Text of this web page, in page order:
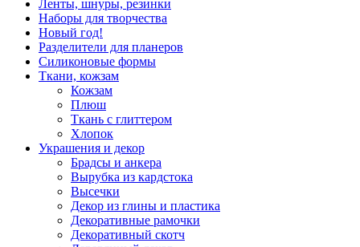
Ленты, шнуры, резинки
Наборы для творчества
Новый год!
Разделители для планеров
Силиконовые формы
Ткани, кожзам
Кожзам
Плюш
Ткань с глиттером
Хлопок
Украшения и декор
Брадсы и анкера
Вырубка из кардстока
Высечки
Декор из глины и пластика
Декоративные рамочки
Декоративный скотч